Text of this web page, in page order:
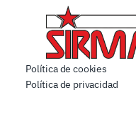
Política de cookies
Política de privacidad